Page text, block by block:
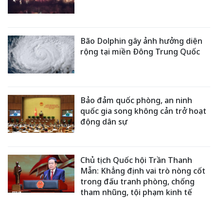
Bão Dolphin gây ảnh hưởng diện
rộng tại miền Đông Trung Quốc
Bảo đảm quốc phòng, an ninh
quốc gia song không cản trở hoạt
động dân sự
Chủ tịch Quốc hội Trần Thanh
Mẫn: Khẳng định vai trò nòng cốt
trong đấu tranh phòng, chống
tham nhũng, tội phạm kinh tế